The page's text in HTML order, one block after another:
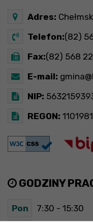
Adres:
Telefon:(82)
Fax:(82) 568
E-mail:
NIP:
REGON:
GODZINY
Pon 7:30 - 15:30